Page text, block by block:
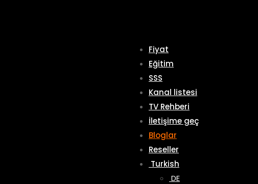
Fiyat
Eğitim
SSS
Kanal listesi
TV Rehberi
İletişime geç
Bloglar
Reseller
Turkish
DE